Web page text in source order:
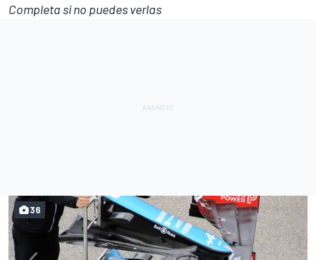
Completa si no puedes verlas
36